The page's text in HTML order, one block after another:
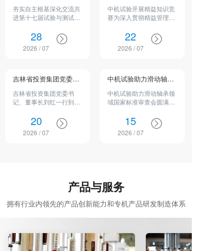
夯实自主根基深化交流共
进第十七届试验与测试技
23日至24日，第十七届试
验与测试发展论坛在吉林
长春顺利召开。本次会议
仪器仪表学会试验机分...
28
2026 / 07
中机试验开展精益知识竞
赛为深入贯彻精益管理理
司2026年度精益管理工作
部署，锚定“战略引领、价
值导向、全员参与、持续
22
2026 / 07
吉林省投资集团党委书记、董事长刘红一行到访中机试验
吉林省投资集团党委书
记、董事长刘红一行到访
吉林省投资集团有限公司
党委书记、董事长刘红一
行到访中机试验，中机试
20
2026 / 07
中机试验助力滑动轴承领域国家标准审查会圆满召开
中机试验助力滑动轴承领
域国家标准审查会圆满召
家标准审查会在吉林长春
圆满召开。会议由全国滑
动轴承标准化技术委员会
15
2026 / 07
产品与服务
拥有行业内领先的产品创新能力和专机产品研发制造体系